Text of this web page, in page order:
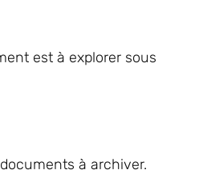
est à explorer sous
à archiver.